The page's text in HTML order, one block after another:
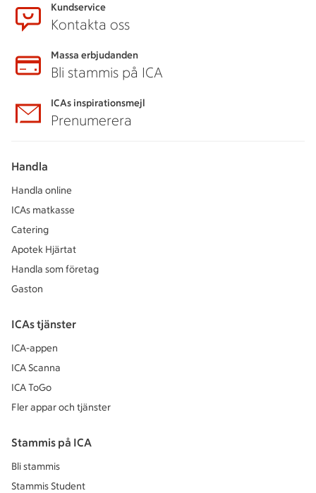
Kundservice
Kontakta oss
Massa erbjudanden
Bli stammis på ICA
ICAs inspirationsmejl
Prenumerera
Handla
Handla online
ICAs matkasse
Catering
Apotek Hjärtat
Handla som företag
Gaston
ICAs tjänster
ICA-appen
ICA Scanna
ICA ToGo
Fler appar och tjänster
Stammis på ICA
Bli stammis
Stammis Student